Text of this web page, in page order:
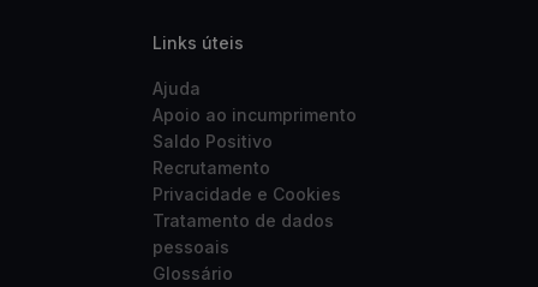
Links úteis
Ajuda
Apoio ao incumprimento
Saldo Positivo
Recrutamento
Privacidade e Cookies
Tratamento de dados
pessoais
Glossário